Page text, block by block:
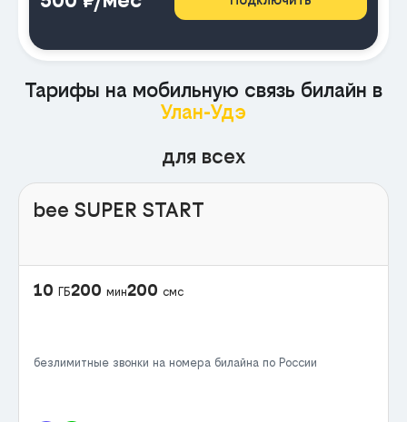
Тарифы на мобильную связь билайн в
Улан-Удэ
для всех
bee SUPER START
10 ГБ200 мин200 смс
безлимитные звонки на номера билайна по России